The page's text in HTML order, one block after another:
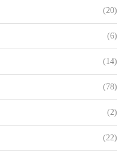
(20)
(6)
(14)
(78)
(2)
(22)